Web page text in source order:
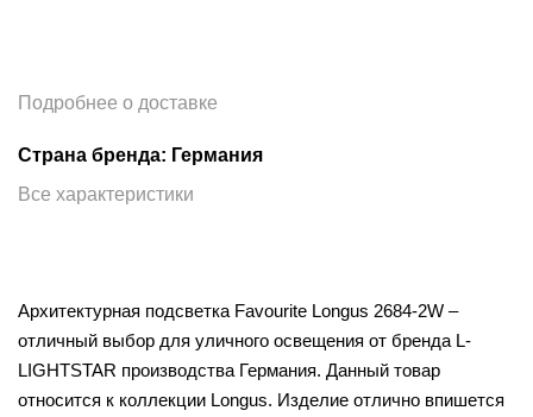
Подробнее о доставке
Страна бренда: Германия
Все характеристики
Архитектурная подсветка Favourite Longus 2684-2W –
отличный выбор для уличного освещения от бренда L-
LIGHTSTAR производства Германия. Данный товар
относится к коллекции Longus. Изделие отлично впишется